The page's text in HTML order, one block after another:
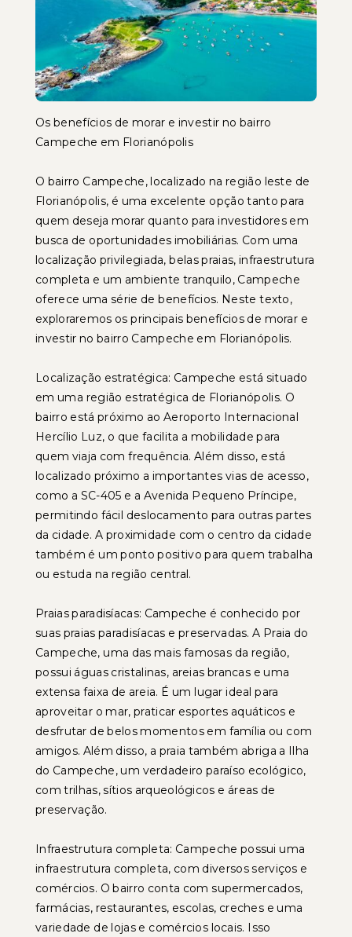
Os benefícios de morar e investir no bairro
Campeche em Florianópolis
O bairro Campeche, localizado na região leste de
Florianópolis, é uma excelente opção tanto para
quem deseja morar quanto para investidores em
busca de oportunidades imobiliárias. Com uma
localização privilegiada, belas praias, infraestrutura
completa e um ambiente tranquilo, Campeche
oferece uma série de benefícios. Neste texto,
exploraremos os principais benefícios de morar e
investir no bairro Campeche em Florianópolis.
Localização estratégica: Campeche está situado
em uma região estratégica de Florianópolis. O
bairro está próximo ao Aeroporto Internacional
Hercílio Luz, o que facilita a mobilidade para
quem viaja com frequência. Além disso, está
localizado próximo a importantes vias de acesso,
como a SC-405 e a Avenida Pequeno Príncipe,
permitindo fácil deslocamento para outras partes
da cidade. A proximidade com o centro da cidade
também é um ponto positivo para quem trabalha
ou estuda na região central.
Praias paradisíacas: Campeche é conhecido por
suas praias paradisíacas e preservadas. A Praia do
Campeche, uma das mais famosas da região,
possui águas cristalinas, areias brancas e uma
extensa faixa de areia. É um lugar ideal para
aproveitar o mar, praticar esportes aquáticos e
desfrutar de belos momentos em família ou com
amigos. Além disso, a praia também abriga a Ilha
do Campeche, um verdadeiro paraíso ecológico,
com trilhas, sítios arqueológicos e áreas de
preservação.
Infraestrutura completa: Campeche possui uma
infraestrutura completa, com diversos serviços e
comércios. O bairro conta com supermercados,
farmácias, restaurantes, escolas, creches e uma
variedade de lojas e comércios locais. Isso